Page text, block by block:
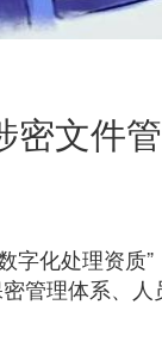
文件
字化处理资
管理体系、